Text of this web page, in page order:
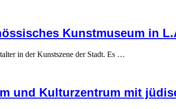
Kunstmuseum in
in der Kunstszene der Stadt. Es …
und Kulturzentrum mit